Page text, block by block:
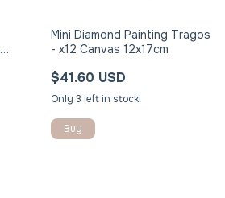
Mini Diamond Painting Tragos
- x12 Canvas 12x17cm
$41.60 USD
Only 3 left in stock!